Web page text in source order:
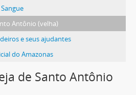
Antônio (velha)
e seus ajudantes
do Amazonas
de Santo Antônio